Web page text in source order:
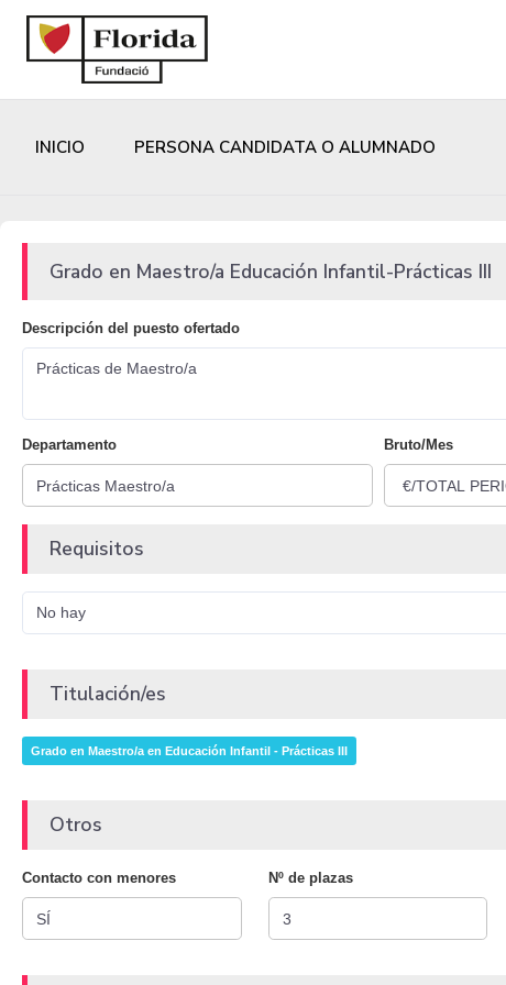
INICIO PERSONA CANDIDATA O ALUMNADO
Grado en Maestro/a Educación Infantil-Prácticas III
Descripción del puesto ofertado
Prácticas de Maestro/a
Departamento Bruto/Mes
Requisitos
No hay
Titulación/es
Grado en Maestro/a en Educación Infantil - Prácticas III
Otros
Contacto con menores Nº de plazas